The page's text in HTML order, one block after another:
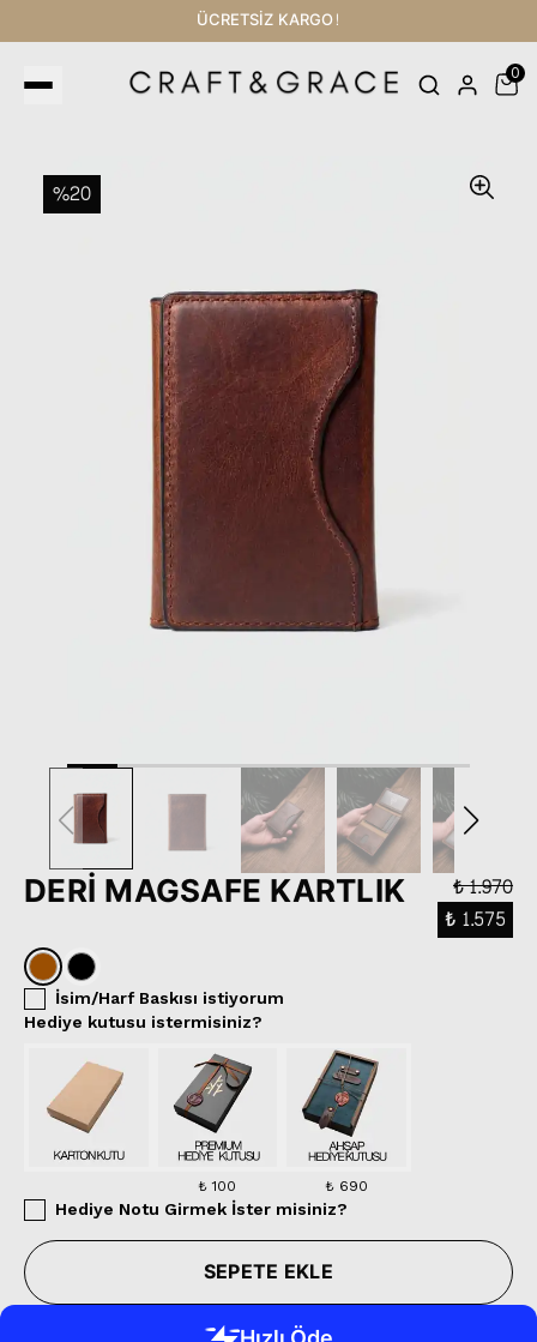
ÜCRETSİZ KARGO!
0
%20
DERİ MAGSAFE KARTLIK
₺ 1.970
₺ 1.575
İsim/Harf Baskısı istiyorum
Hediye kutusu istermisiniz?
₺ 100 ₺ 690
Hediye Notu Girmek İster misiniz?
SEPETE EKLE